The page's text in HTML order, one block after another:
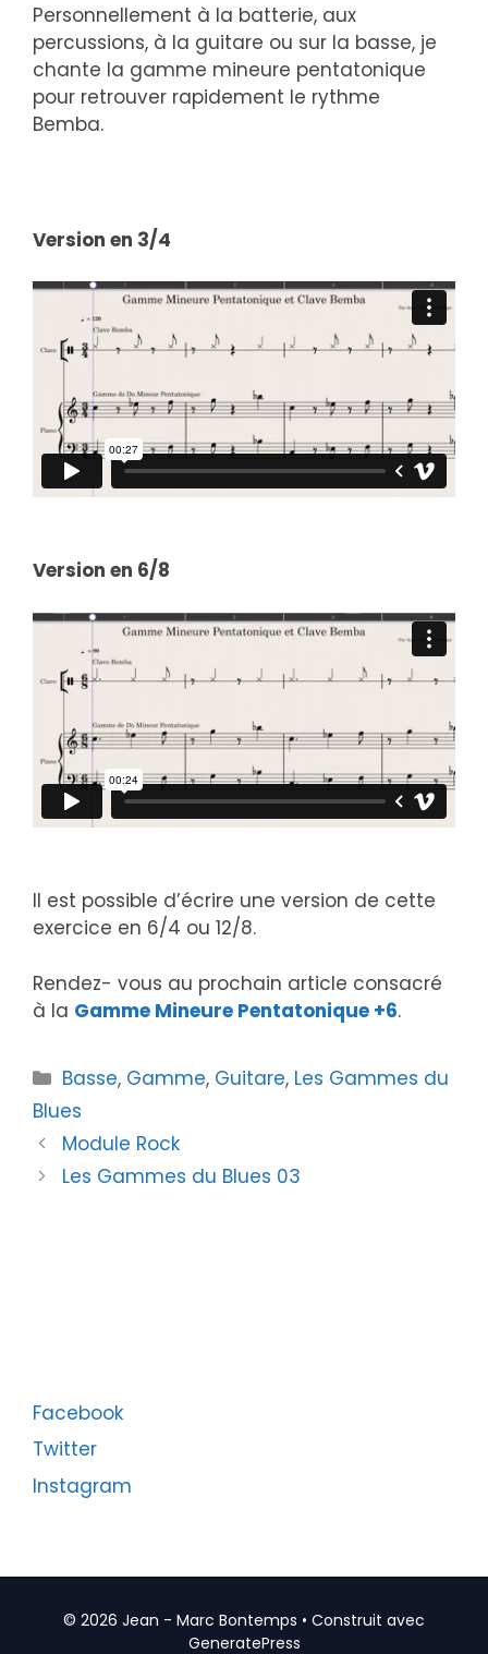
Personnellement à la batterie, aux
percussions, à la guitare ou sur la basse, je
chante la gamme mineure pentatonique
pour retrouver rapidement le rythme
Bemba.
Version en 3/4
Version en 6/8
Il est possible d’écrire une version de cette
exercice en 6/4 ou 12/8.
Rendez- vous au prochain article consacré
à la Gamme Mineure Pentatonique +6.
Catégories
Basse, Gamme, Guitare, Les Gammes du
Blues
Module Rock
Les Gammes du Blues 03
Facebook
Twitter
Instagram
© 2026 Jean - Marc Bontemps • Construit avec
GeneratePress